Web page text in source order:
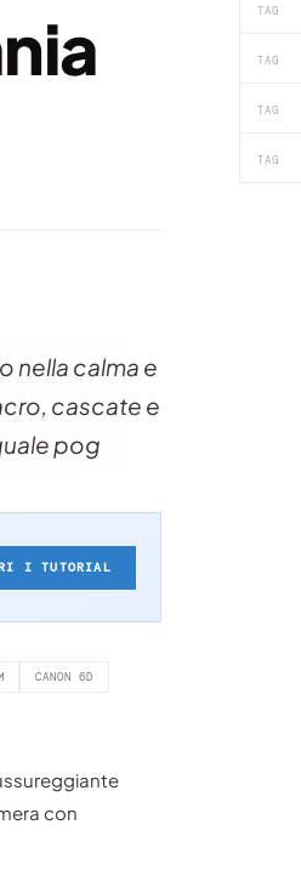
nella calma e
cascate e
pog
I TUTORIAL
CANON 6D
con
TAG
TAG
TAG
TAG